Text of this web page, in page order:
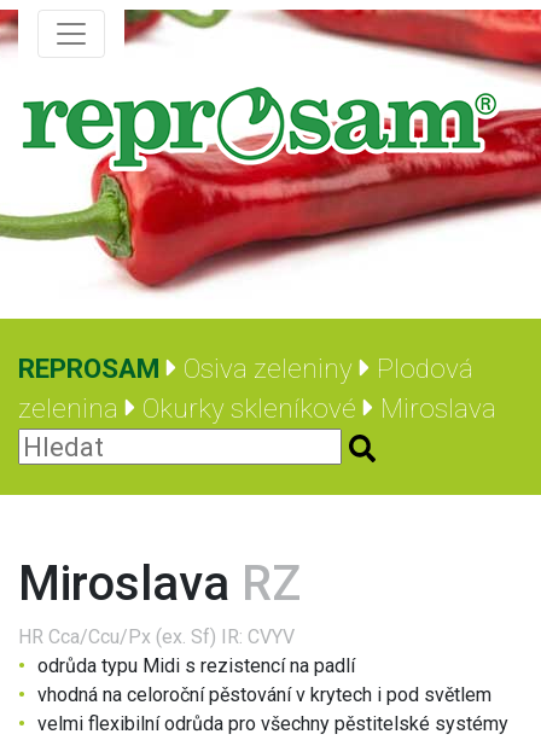
REPROSAM Osiva zeleniny
Plodová
zelenina
Okurky skleníkové Miroslava
Miroslava RZ
HR Cca/Ccu/Px (ex. Sf) IR: CVYV
odrůda typu Midi s rezistencí na padlí
vhodná na celoroční pěstování v krytech i pod světlem
velmi flexibilní odrůda pro všechny pěstitelské systémy